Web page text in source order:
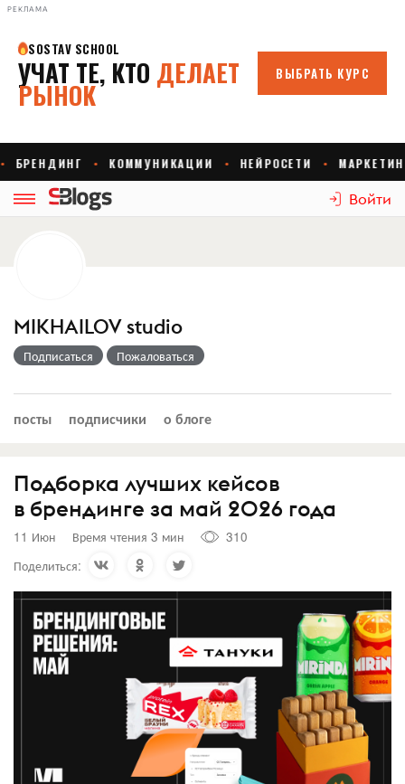
РЕКЛАМА
Войти
MIKHAILOV studio
Подписаться Пожаловаться
посты подписчики о блоге
Подборка лучших кейсов
в брендинге за май 2026 года
11 Июн Время чтения 3 мин
310
Поделиться: